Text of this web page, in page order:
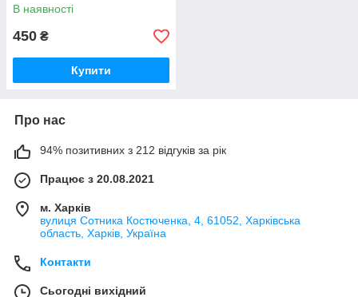
В наявності
450 ₴
Купити
Про нас
94% позитивних з 212 відгуків за рік
Працює з 20.08.2021
м. Харків
вулиця Сотника Костюченка, 4, 61052, Харківська
область, Харків, Україна
Контакти
Сьогодні вихідний